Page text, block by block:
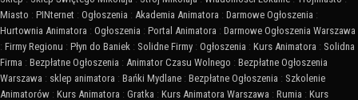
Miasto : PINternet : Ogłoszenia : Akademia Animatora : Darmowe Ogłoszenia :
Hurtownia Animatora : Ogłoszenia : Portal Animatora : Darmowe Ogłoszenia Warszawa
: Firmy Regionu : Płyn do Baniek : Solidne Firmy : Ogłoszenia : Kurs Animatora : Solidna
Firma : Bezpłatne Ogłoszenia : Animator Czasu Wolnego : Bezpłatne Ogłoszenia
Warszawa : sklep animatora : Bańki Mydlane : Bezpłatne Ogłoszenia : Szkolenie
Animatorów : Kurs Animatora : Gratka : Kurs Animatora Warszawa : Rumia : Kurs